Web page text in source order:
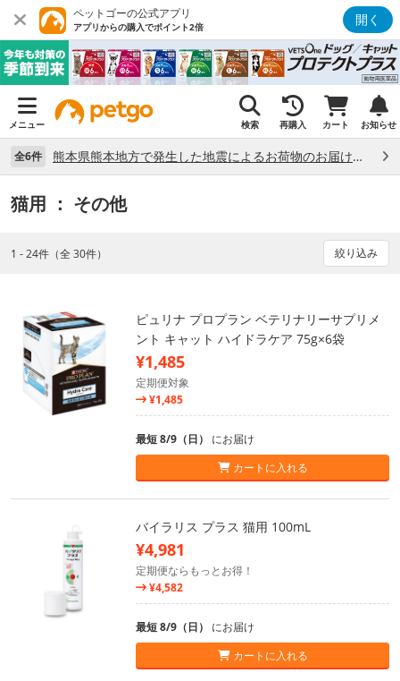
ペットゴーの公式アプリ
アプリからの購入でポイント2倍 開く
メニュー 検索 再購入 カート お知らせ
全6件 熊本県熊本地方で発生した地震によるお荷物のお届け状況について （7/28）
猫用 ： その他
1 - 24件（全 30件） 絞り込み
ピュリナ プロプラン ベテリナリーサプリメ
ント キャット ハイドラケア 75g×6袋
¥1,485
定期便対象
¥1,485
最短 8/9（日） にお届け
カートに入れる
バイラリス プラス 猫用 100mL
¥4,981
定期便ならもっとお得！
¥4,582
最短 8/9（日） にお届け
カートに入れる